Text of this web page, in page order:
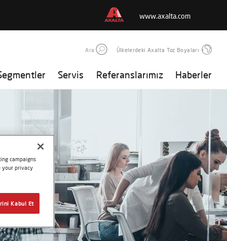
www.axalta.com
Ara Ülkelerdeki Axalta Toz Boyaları
Servis Referanslarımız Haberler
campaigns
your privacy
Kabul Et